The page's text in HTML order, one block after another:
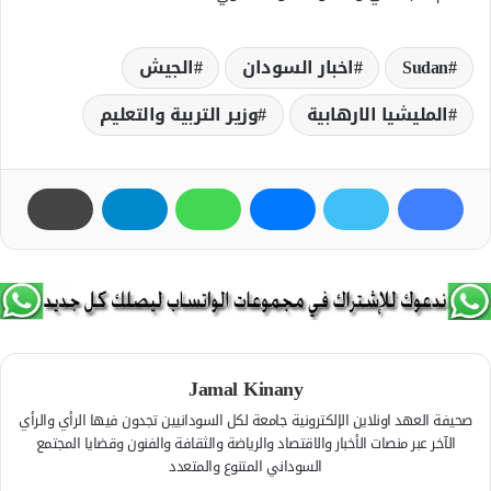
Sudan اخبار السودان
الجيش
المليشيا الارھابية
وزير التربية والتعليم
Jamal Kinany
صحيفة العهد اونلاين الإلكترونية جامعة لكل السودانيين تجدون فيها الرأي والرأي
الآخر عبر منصات الأخبار والاقتصاد والرياضة والثقافة والفنون وقضايا المجتمع
السوداني المتنوع والمتعدد